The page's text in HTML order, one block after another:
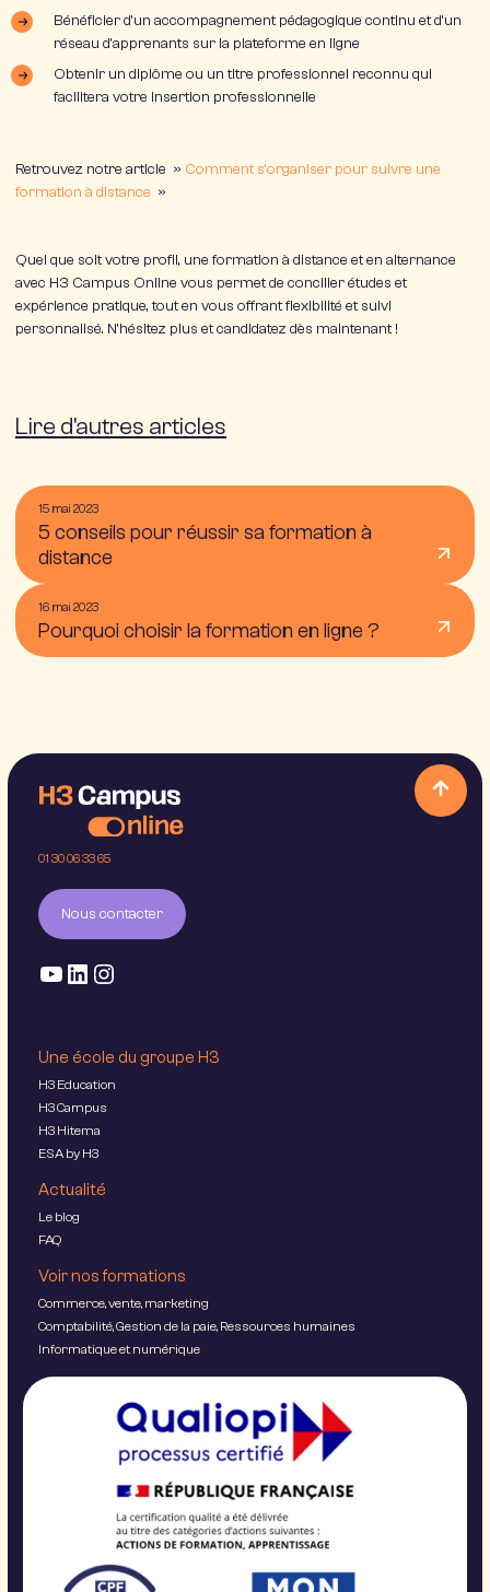
Bénéficier d’un accompagnement pédagogique continu et d’un
réseau d’apprenants sur la plateforme en ligne
Obtenir un diplôme ou un titre professionnel reconnu qui
facilitera votre insertion professionnelle
Retrouvez notre article » Comment s’organiser pour suivre une
formation à distance »
Quel que soit votre profil, une formation à distance et en alternance
avec H3 Campus Online vous permet de concilier études et
expérience pratique, tout en vous offrant flexibilité et suivi
personnalisé. N’hésitez plus et candidatez dès maintenant !
Lire d'autres articles
15 mai 2023
5 conseils pour réussir sa formation à
distance
16 mai 2023
Pourquoi choisir la formation en ligne ?
01 30 06 33 65
Nous contacter
Une école du groupe H3
H3 Education
H3 Campus
H3 Hitema
ESA by H3
Actualité
Le blog
FAQ
Voir nos formations
Commerce, vente, marketing
Comptabilité, Gestion de la paie, Ressources humaines
Informatique et numérique